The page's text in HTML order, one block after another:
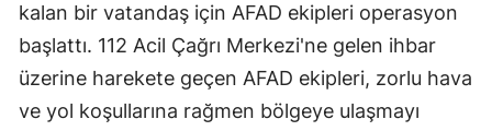
kalan bir vatandaş için AFAD ekipleri operasyon
başlattı. 112 Acil Çağrı Merkezi'ne gelen ihbar
üzerine harekete geçen AFAD ekipleri, zorlu hava
ve yol koşullarına rağmen bölgeye ulaşmayı